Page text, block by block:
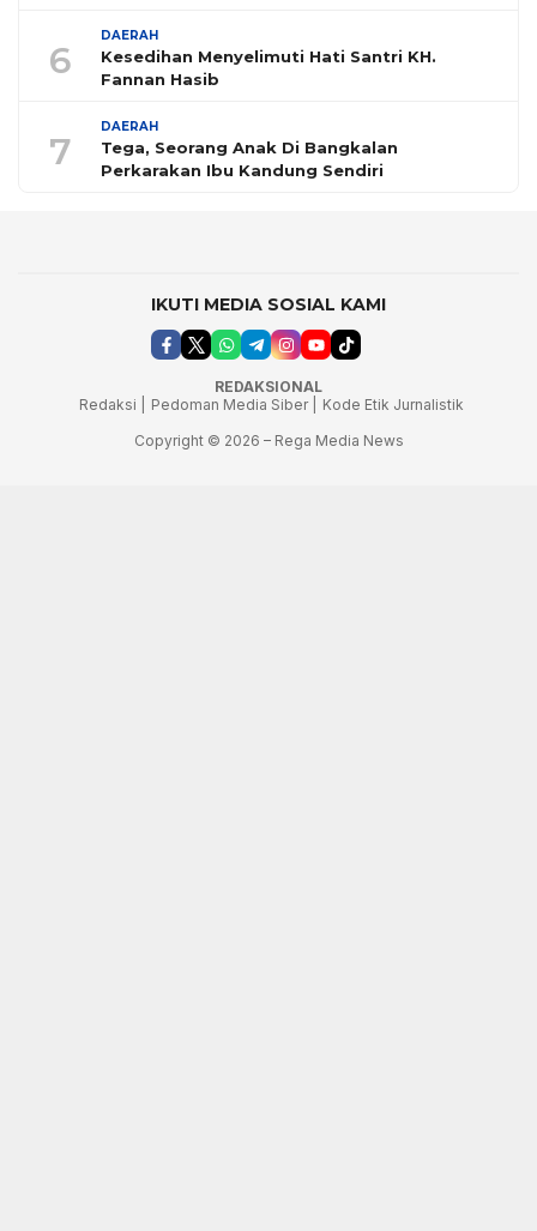
6
DAERAH
Kesedihan Menyelimuti Hati Santri KH.
Fannan Hasib
7
DAERAH
Tega, Seorang Anak Di Bangkalan
Perkarakan Ibu Kandung Sendiri
IKUTI MEDIA SOSIAL KAMI
REDAKSIONAL
Redaksi |
Pedoman Media Siber |
Kode Etik Jurnalistik
Copyright © 2026 – Rega Media News